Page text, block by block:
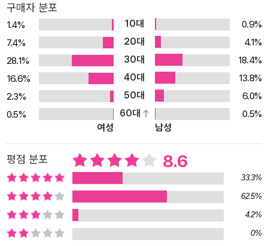
찾는다. 악을 처단하려는 자와 정의를 비웃는 자! 엇갈린 두 인생이 한
데 얽혀 서로의 운명을 할퀸다. 괴로움과 분노, 절망과 조바심이 실로
생생히 전해진다. 소설가의 진짜 실력이란 바로 이런 데서 나타나는
게 아닐까. _ 고이케 마리코(작가) 이야기는 도쿄의 한적한 주택가에
서 20대 여성의 시신이 발견되며 시작된다. 잇따라 발생하는 의문의
살인사건. 범인에 대한 단서는 오직 피해자의 검지를 가져간다는 것
뿐이다. 시간이 흐를수록 수사는 난항에 빠지고, 범인은 세상을 비웃
듯 다음 살인을 예고하며 도발을 멈추지 않는데…. 단서를 전혀 남기
의 족적을 뒤쫓는 형사 사이조! 그러나 인생의 전부를 걸었던 경찰직
에서 해고되고 사랑하는 연인까지 잃으면서 사이조는 선과 악의 갈림
길에 놓인다. 이제는 모든 것을 걸 수밖에 없어진 그들에게 남아 있는
최후는 어떤 모습일까. “최고의 작가에게 돌아간 너무 늦은 수상” 누
쿠이 도쿠로는 《후회와 진실의 빛》을 통해 이 같은 극찬을 받으며 제
구매자 분포
1.4% 10대
0.9%
7.4%
20대
4.1%
28.1%
30대
18.4%
16.6%
40대
13.8%
2.3%
50대
6.0%
0.5%
60대
0.5%
여성
남성
평점 분포 8.6
33.3%
62.5%
4.2%
0%